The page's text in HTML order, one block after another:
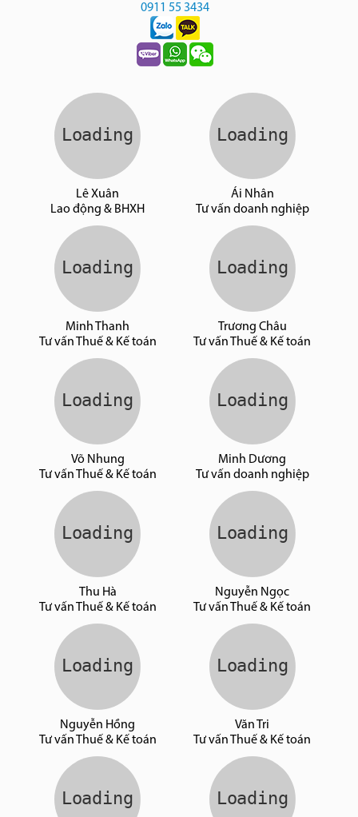
0911 55 3434
Lê Xuân
Lao động & BHXH
Ái Nhân
Tư vấn doanh nghiệp
Minh Thanh
Tư vấn Thuế & Kế toán
Trương Châu
Tư vấn Thuế & Kế toán
Võ Nhung
Tư vấn Thuế & Kế toán
Minh Dương
Tư vấn doanh nghiệp
Thu Hà
Tư vấn Thuế & Kế toán
Nguyễn Ngọc
Tư vấn Thuế & Kế toán
Nguyễn Hồng
Tư vấn Thuế & Kế toán
Văn Tri
Tư vấn Thuế & Kế toán